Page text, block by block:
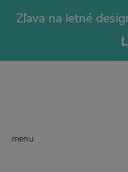
Zľava na letné
menu